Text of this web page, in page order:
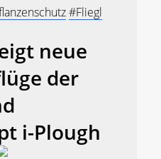
#Fliegl
neue
der
i-Plough